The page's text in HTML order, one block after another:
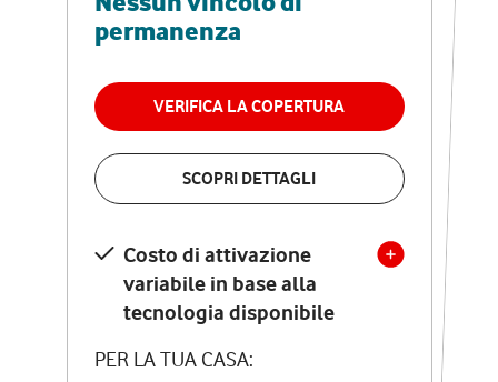
permanenza
VERIFICA LA COPERTURA
SCOPRI DETTAGLI
Costo di attivazione
variabile in base alla
tecnologia disponibile
PER LA TUA CASA:
29,95€
permanenza
VERIFICA LA COPERTURA
Costo di attivazione
variabile in base alla
tecnologia disponibile
PER LA TUA CASA: